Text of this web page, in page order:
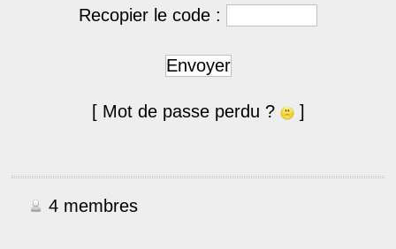
Recopier le code :
Envoyer
[ Mot de passe perdu ? ]
4 membres